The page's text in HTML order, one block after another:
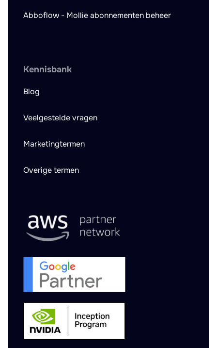
Abboflow - Mollie abonnementen beheer
Kennisbank
Blog
Veelgestelde vragen
Marketingtermen
Overige termen